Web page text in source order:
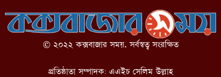
© ২০২২ কক্সবাজার সময়, সর্বস্বত্ব সংরক্ষিত
প্রতিষ্ঠাতা সম্পাদক: এএইচ সেলিম উল্লাহ